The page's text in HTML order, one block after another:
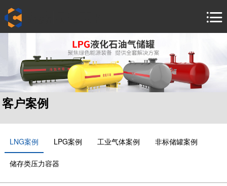
产
心
案
例
闻
安
务
我
于
中
客户案例
LNG案例 LPG案例 工业气体案例 非标储罐案例
储存类压力容器